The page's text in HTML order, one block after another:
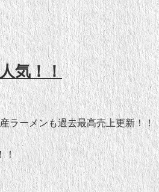
気！！
ラーメンも過去最高売上更新！！
！